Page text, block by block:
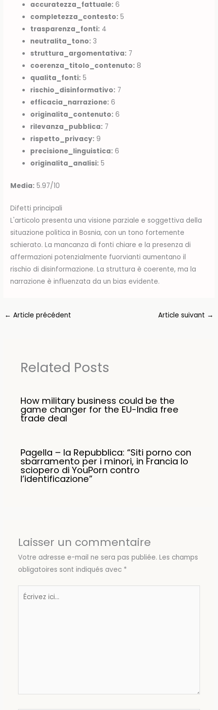
accuratezza_fattuale: 6
completezza_contesto: 5
trasparenza_fonti: 4
neutralita_tono: 3
struttura_argomentativa: 7
coerenza_titolo_contenuto: 8
qualita_fonti: 5
rischio_disinformativo: 7
efficacia_narrazione: 6
originalita_contenuto: 6
rilevanza_pubblica: 7
rispetto_privacy: 9
precisione_linguistica: 6
originalita_analisi: 5
Media: 5.97/10
Difetti principali
L'articolo presenta una visione parziale e soggettiva della
situazione politica in Bosnia, con un tono fortemente
schierato. La mancanza di fonti chiare e la presenza di
affermazioni potenzialmente fuorvianti aumentano il
rischio di disinformazione. La struttura è coerente, ma la
narrazione è influenzata da un bias evidente.
← Article précédent Article suivant →
Related Posts
How military business could be the
game changer for the EU-India free
trade deal
Pagella – la Repubblica: “Siti porno con
sbarramento per i minori, in Francia lo
sciopero di YouPorn contro
l’identificazione”
Laisser un commentaire
Votre adresse e-mail ne sera pas publiée. Les champs
obligatoires sont indiqués avec *
Écrivez